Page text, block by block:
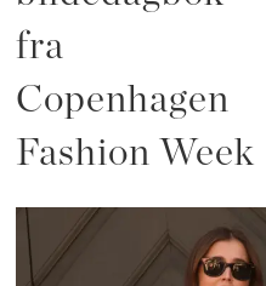
fra
Copenhagen
Fashion Week